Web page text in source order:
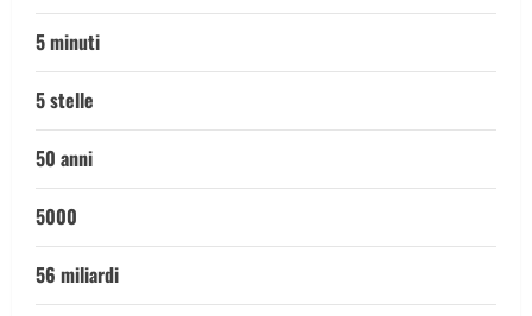
5 minuti
5 stelle
50 anni
5000
56 miliardi